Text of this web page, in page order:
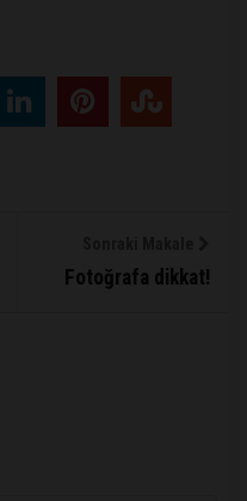
Fotoğrafa dikkat!